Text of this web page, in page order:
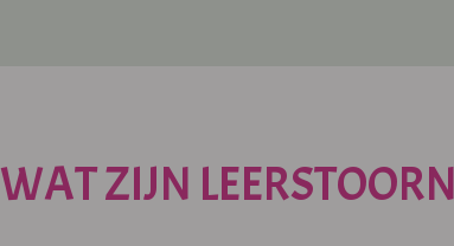
WAT ZIJN